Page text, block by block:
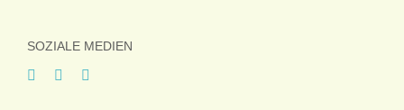
SOZIALE MEDIEN